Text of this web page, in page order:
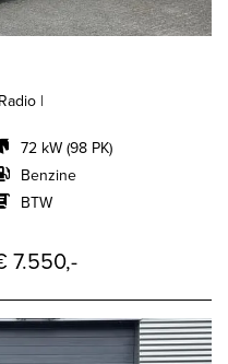
|
72 kW (98 PK)
Benzine
BTW
7.550,-